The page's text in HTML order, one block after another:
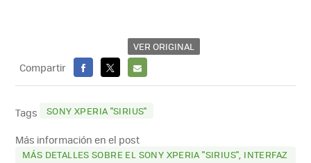
VER ORIGINAL
Compartir
FACEBOOK
X
E-
MAIL
Tags SONY XPERIA "SIRIUS"
Más información en el post
MÁS DETALLES SOBRE EL SONY XPERIA "SIRIUS", INTERFAZ